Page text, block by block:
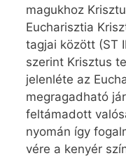
magukhoz
Eucharisztia
tagjai között (ST
szerint Krisztus
jelenléte az
megragadható
feltámadott
nyomán így
vére a kenyér